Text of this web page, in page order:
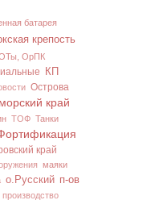
батарея
крепость
ОрПК
КП
Острова
край
ТОФ Танки
край
маяки
о.Русский п-ов
производство